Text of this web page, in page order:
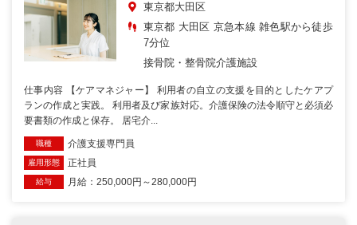
東京都大田区
東京都 大田区 京急本線 雑色駅から徒歩
7分位
接骨院・整骨院介護施設
仕事内容 【ケアマネジャー】 利用者の自立の支援を目的としたケアプ
ランの作成と実践。 利用者及び家族対応。介護保険の法令順守と必須必
要書類の作成と保存。 居宅介...
職種 介護支援専門員
雇用形態 正社員
給与 月給：250,000円～280,000円